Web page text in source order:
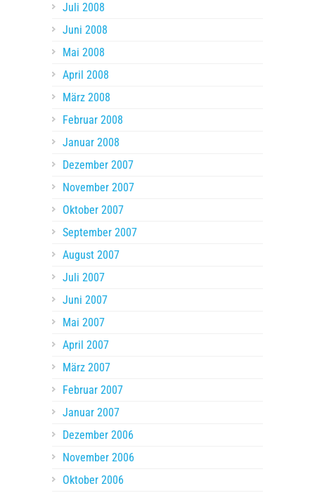
Juli 2008
Juni 2008
Mai 2008
April 2008
März 2008
Februar 2008
Januar 2008
Dezember 2007
November 2007
Oktober 2007
September 2007
August 2007
Juli 2007
Juni 2007
Mai 2007
April 2007
März 2007
Februar 2007
Januar 2007
Dezember 2006
November 2006
Oktober 2006